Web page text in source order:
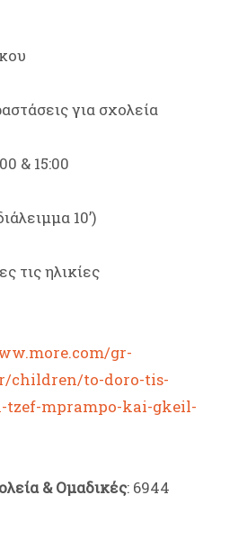
για σχολεία
& 15:00
10’)
τις ηλικίες
gr-
children/to-doro-tis-
tzef-mprampo-kai-gkeil-
& Ομαδικές: 6944